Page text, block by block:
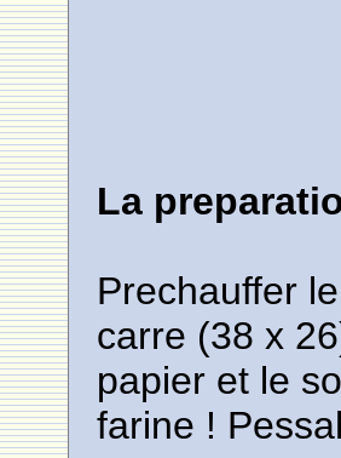
La
Prechauffer
carre (38 x
papier et le
farine !